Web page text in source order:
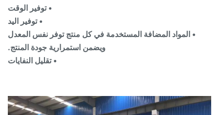
• توفير الوقت
• توفير اليد
• المواد المضافة المستخدمة في كل منتج توفر نفس المعدل
ويضمن استمرارية جودة المنتج.
• تقليل النفايات